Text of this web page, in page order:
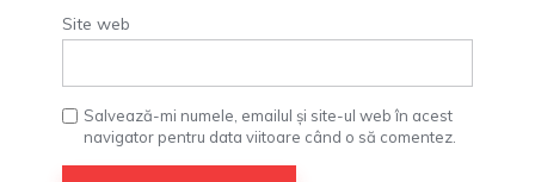
Site web
Salvează-mi numele, emailul și site-ul web în acest
navigator pentru data viitoare când o să comentez.